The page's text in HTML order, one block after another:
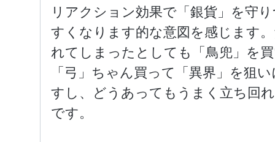
リアクション効果で「銀貨」を守
すくなります的な意図を感じます
れてしまったとしても「鳥兜」を
「弓」ちゃん買って「異界」を狙
すし、どうあってもうまく立ち回
です。